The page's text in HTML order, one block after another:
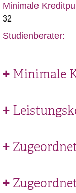
Minimale
32
Studienberater:
Minimale